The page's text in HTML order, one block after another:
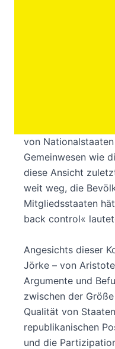
von
Gemeinwesen wie
diese Ansicht
weit weg, die
Mitgliedsstaaten
back control«
Angesichts dieser
Jörke – von
Argumente und
zwischen der
Qualität von
republikanischen
und die